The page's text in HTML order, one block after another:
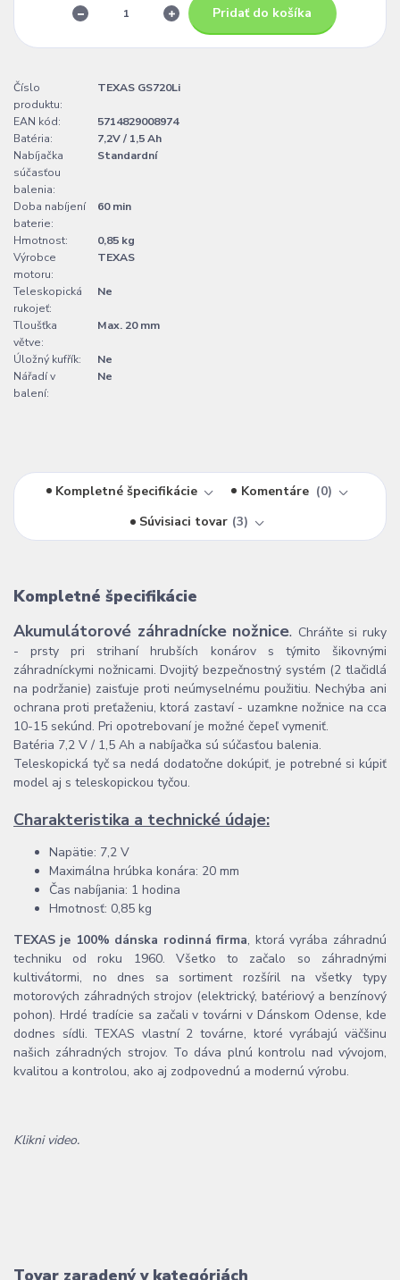
Pridať do košíka
Číslo
produktu:
TEXAS GS720Li
EAN kód:
5714829008974
Batéria:
7,2V / 1,5 Ah
Nabíjačka
súčasťou
balenia:
Standardní
Doba nabíjení
baterie:
60 min
Hmotnost:
0,85 kg
Výrobce
motoru:
TEXAS
Teleskopická
rukojeť:
Ne
Tloušťka
větve:
Max. 20 mm
Úložný kufřík:
Ne
Nářadí v
balení:
Ne
Kompletné špecifikácie Komentáre
0
Súvisiaci tovar 3
Kompletné špecifikácie
Akumulátorové záhradnícke nožnice. Chráňte si ruky
- prsty pri strihaní hrubších konárov s týmito šikovnými
záhradníckymi nožnicami. Dvojitý bezpečnostný systém (2 tlačidlá
na podržanie) zaisťuje proti neúmyselnému použitiu. Nechýba ani
ochrana proti preťaženiu, ktorá zastaví - uzamkne nožnice na cca
10-15 sekúnd. Pri opotrebovaní je možné čepeľ vymeniť.
Batéria 7,2 V / 1,5 Ah a nabíjačka sú súčasťou balenia.
Teleskopická tyč sa nedá dodatočne dokúpiť, je potrebné si kúpiť
model aj s teleskopickou tyčou.
Charakteristika a technické údaje:
Napätie: 7,2 V
Maximálna hrúbka konára: 20 mm
Čas nabíjania: 1 hodina
Hmotnosť: 0,85 kg
TEXAS je 100% dánska rodinná firma, ktorá vyrába záhradnú
techniku od roku 1960. Všetko to začalo so záhradnými
kultivátormi, no dnes sa sortiment rozšíril na všetky typy
motorových záhradných strojov (elektrický, batériový a benzínový
pohon). Hrdé tradície sa začali v továrni v Dánskom Odense, kde
dodnes sídli. TEXAS vlastní 2 továrne, ktoré vyrábajú väčšinu
našich záhradných strojov. To dáva plnú kontrolu nad vývojom,
kvalitou a kontrolou, ako aj zodpovednú a modernú výrobu.
Klikni video.
Tovar zaradený v kategóriách